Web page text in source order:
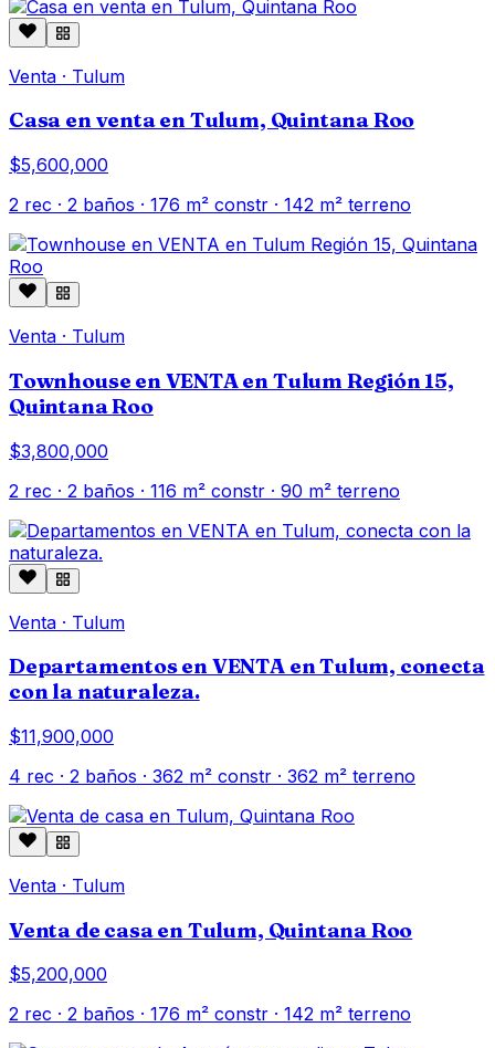
Venta · Tulum
Casa en venta en Tulum, Quintana Roo
$5,600,000
2 rec · 2 baños · 176 m² constr · 142 m² terreno
Venta · Tulum
Townhouse en VENTA en Tulum Región 15,
Quintana Roo
$3,800,000
2 rec · 2 baños · 116 m² constr · 90 m² terreno
Venta · Tulum
Departamentos en VENTA en Tulum, conecta
con la naturaleza.
$11,900,000
4 rec · 2 baños · 362 m² constr · 362 m² terreno
Venta · Tulum
Venta de casa en Tulum, Quintana Roo
$5,200,000
2 rec · 2 baños · 176 m² constr · 142 m² terreno